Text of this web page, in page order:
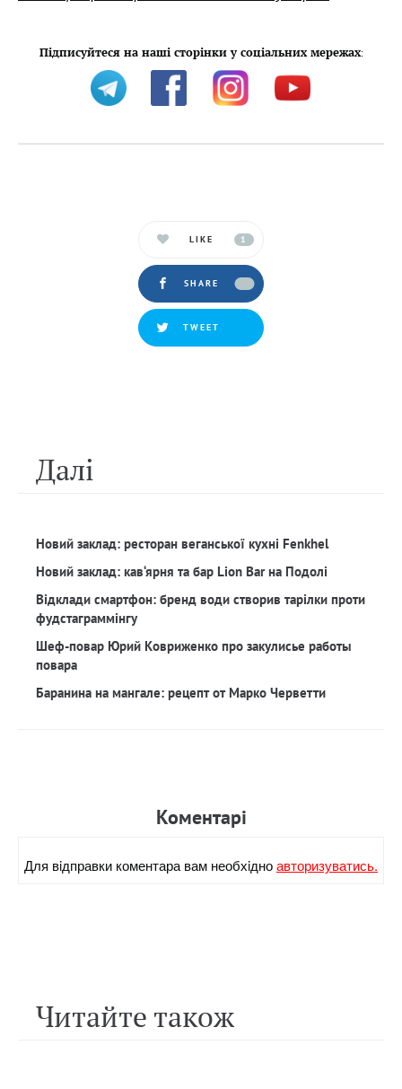
Підписуйтеся на наші сторінки у соціальних мережах:
LIKE 1
SHARE
TWEET
Далi
Новий заклад: ресторан веганської кухні Fenkhel
Новий заклад: кав‘ярня та бар Lion Bar на Подолі
Відклади смартфон: бренд води створив тарілки проти
фудстаграммінгу
Шеф-повар Юрий Ковриженко про закулисье работы
повара
Баранина на мангале: рецепт от Марко Черветти
Коментарi
Для вiдправки коментара вам необхiдноавторизуватись.
Читайте також